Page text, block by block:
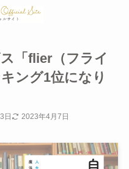
「flier（フライ
ング1位になり
日 2023年4月7日